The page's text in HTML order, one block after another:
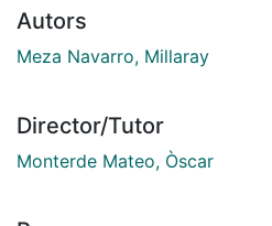
Autors
Meza Navarro, Millaray
Director/Tutor
Monterde Mateo, Òscar